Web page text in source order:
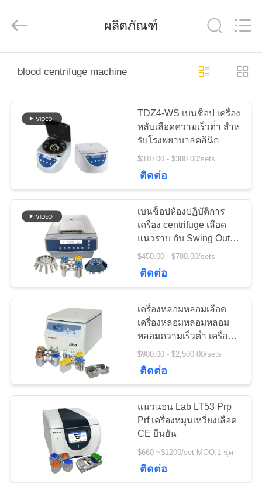
บ้าน
สินค้า
เรา
โรงงาน
ควบคุม
ติดต่อ
Xiangyi
Laboratory
ผลิตภัณฑ์
blood centrifuge machine
TDZ4-WS เบนช็อป เครื่อง
หลับเลือดความเร็วต่ํา สําห
รับโรงพยาบาลคลินิก
$310.00 - $380.00/sets
ติดต่อ
เบนช็อปห้องปฏิบัติการ
เครื่อง centrifuge เลือด
แนวราบ กับ Swing Out
Bucket Rotor
$450.00 - $780.00/sets
ติดต่อ
เครื่องหลอมหลอมเลือด
เครื่องหลอมหลอมหลอม
หลอมความเร็วต่ํา เครื่อง
หลอมหลอมหลอมหลอม
ใหญ่ L550
$900.00 - $2,500.00/sets
ติดต่อ
แนวนอน Lab LT53 Prp
Prf เครื่องหมุนเหวี่ยงเลือด
CE ยืนยัน
$660 ~$1200/set MOQ:1 ชุด
ติดต่อ